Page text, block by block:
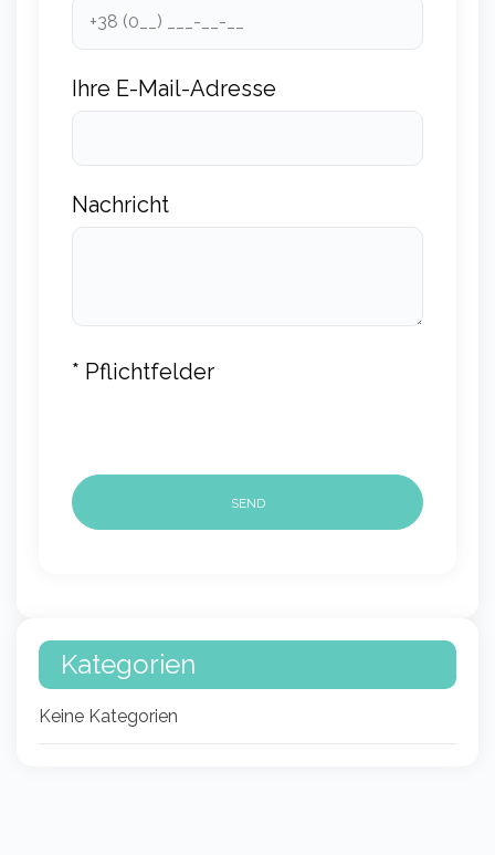
Ihre E-Mail-Adresse
Nachricht
* Pflichtfelder
Kategorien
Keine Kategorien